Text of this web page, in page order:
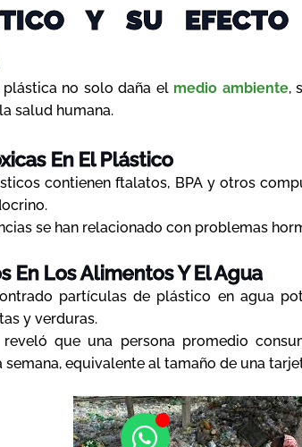
Y SU
no solo daña el medio ambiente,
salud humana.
En El Plástico
contienen ftalatos, BPA y otros
se han relacionado con problemas
En Los Alimentos Y El Agua
partículas de plástico en agua
y verduras.
que una persona promedio
semana, equivalente al tamaño de una